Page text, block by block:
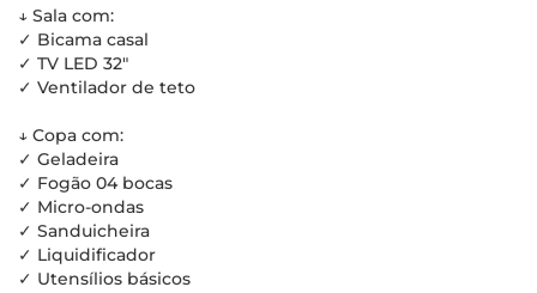
↓ Sala com:
✓ Bicama casal
✓ TV LED 32"
✓ Ventilador de teto
↓ Copa com:
✓ Geladeira
✓ Fogão 04 bocas
✓ Micro-ondas
✓ Sanduicheira
✓ Liquidificador
✓ Utensílios básicos